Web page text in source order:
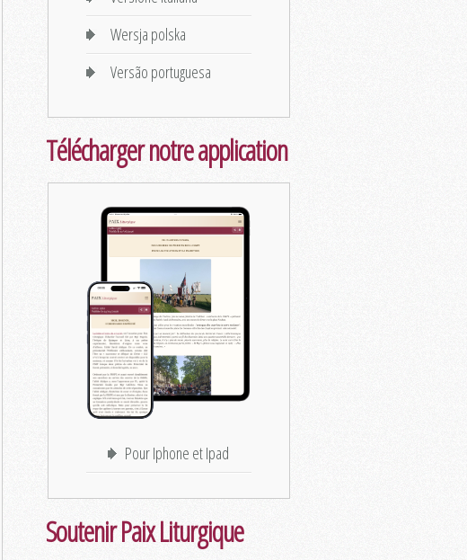
Wersja polska
Versão portuguesa
Télécharger notre application
Pour Iphone et Ipad
Soutenir Paix Liturgique